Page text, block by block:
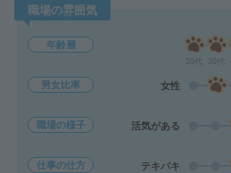
職場の雰囲気
年齢層
男女比率 女性
職場の様子 活気がある
仕事の仕方 テキパキ